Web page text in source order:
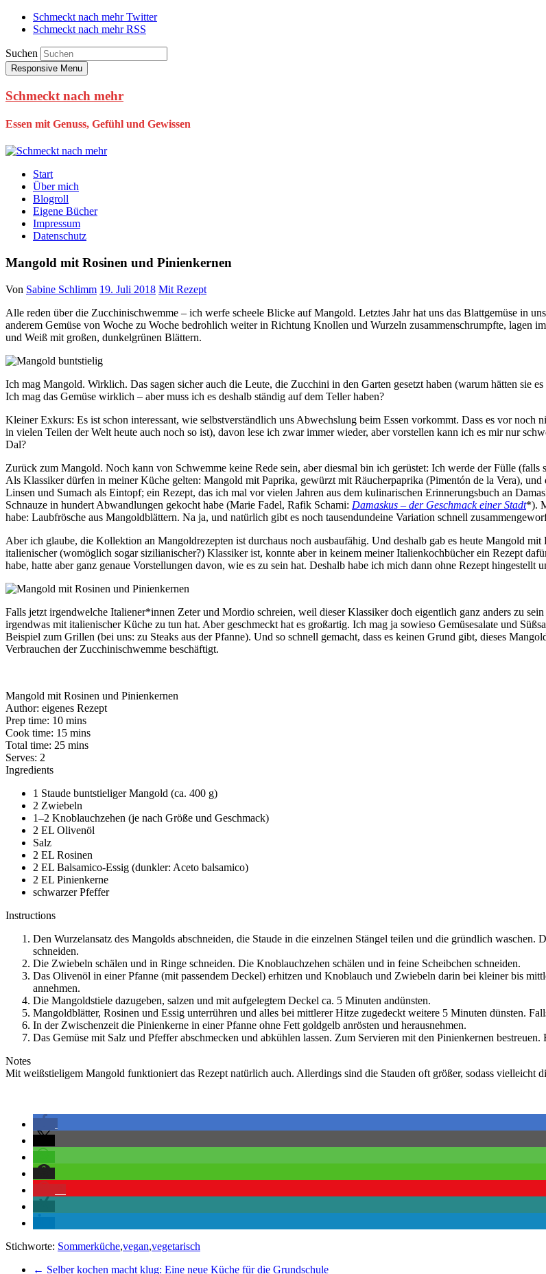
Schmeckt nach mehr Twitter
Schmeckt nach mehr RSS
Suchen
Responsive Menu
Schmeckt nach mehr
Essen mit Genuss, Gefühl und Gewissen
Start
Über mich
Blogroll
Eigene Bücher
Impressum
Datenschutz
Mangold mit Rosinen und Pinienkernen
Von Sabine Schlimm 19. Juli 2018 Mit Rezept
Alle reden über die Zucchinischwemme – ich werfe scheele Blicke auf Mangold. Letztes Jahr hat uns das Blattgemüse in
anderem Gemüse von Woche zu Woche bedrohlich weiter in Richtung Knollen und Wurzeln zusammenschrumpfte,
und Weiß mit großen, dunkelgrünen Blättern.
Ich mag Mangold. Wirklich. Das sagen sicher auch die Leute, die Zucchini in den Garten gesetzt haben (warum hätten sie
Ich mag das Gemüse wirklich – aber muss ich es deshalb ständig auf dem Teller haben?
Kleiner Exkurs: Es ist schon interessant, wie selbstverständlich uns Abwechslung beim Essen vorkommt. Dass es vor
in vielen Teilen der Welt heute auch noch so ist), davon lese ich zwar immer wieder, aber vorstellen kann ich es mir nur
Dal?
Zurück zum Mangold. Noch kann von Schwemme keine Rede sein, aber diesmal bin ich gerüstet: Ich werde der Fülle
Als Klassiker dürfen in meiner Küche gelten: Mangold mit Paprika, gewürzt mit Räucherpaprika (Pimentón de la Vera),
Linsen und Sumach als Eintopf; ein Rezept, das ich mal vor vielen Jahren aus dem kulinarischen Erinnerungsbuch an
Schnauze in hundert Abwandlungen gekocht habe (Marie Fadel, Rafik Schami: Damaskus – der Geschmack einer Stadt*).
habe: Laubfrösche aus Mangoldblättern. Na ja, und natürlich gibt es noch tausendundeine Variation schnell
Aber ich glaube, die Kollektion an Mangoldrezepten ist durchaus noch ausbaufähig. Und deshalb gab es heute Mangold
italienischer (womöglich sogar sizilianischer?) Klassiker ist, konnte aber in keinem meiner Italienkochbücher ein Rezept
habe, hatte aber ganz genaue Vorstellungen davon, wie es zu sein hat. Deshalb habe ich mich dann ohne Rezept
Falls jetzt irgendwelche Italiener*innen Zeter und Mordio schreien, weil dieser Klassiker doch eigentlich ganz anders zu
irgendwas mit italienischer Küche zu tun hat. Aber geschmeckt hat es großartig. Ich mag ja sowieso Gemüsesalate und
Beispiel zum Grillen (bei uns: zu Steaks aus der Pfanne). Und so schnell gemacht, dass es keinen Grund gibt, dieses
Verbrauchen der Zucchinischwemme beschäftigt.
Mangold mit Rosinen und Pinienkernen
Author: eigenes Rezept
Prep time: 10 mins
Cook time: 15 mins
Total time: 25 mins
Serves: 2
Ingredients
1 Staude buntstieliger Mangold (ca. 400 g)
2 Zwiebeln
1–2 Knoblauchzehen (je nach Größe und Geschmack)
2 EL Olivenöl
Salz
2 EL Rosinen
2 EL Balsamico-Essig (dunkler: Aceto balsamico)
2 EL Pinienkerne
schwarzer Pfeffer
Instructions
Den Wurzelansatz des Mangolds abschneiden, die Staude in die einzelnen Stängel teilen und die gründlich
schneiden.
Die Zwiebeln schälen und in Ringe schneiden. Die Knoblauchzehen schälen und in feine Scheibchen schneiden.
Das Olivenöl in einer Pfanne (mit passendem Deckel) erhitzen und Knoblauch und Zwiebeln darin bei kleiner bis
annehmen.
Die Mangoldstiele dazugeben, salzen und mit aufgelegtem Deckel ca. 5 Minuten andünsten.
Mangoldblätter, Rosinen und Essig unterrühren und alles bei mittlerer Hitze zugedeckt weitere 5 Minuten dünsten.
In der Zwischenzeit die Pinienkerne in einer Pfanne ohne Fett goldgelb anrösten und herausnehmen.
Das Gemüse mit Salz und Pfeffer abschmecken und abkühlen lassen. Zum Servieren mit den Pinienkernen
Notes
Mit weißstieligem Mangold funktioniert das Rezept natürlich auch. Allerdings sind die Stauden oft größer, sodass vielleicht
Stichworte: Sommerküche,vegan,vegetarisch
← Selber kochen macht klug: Eine neue Küche für die Grundschule